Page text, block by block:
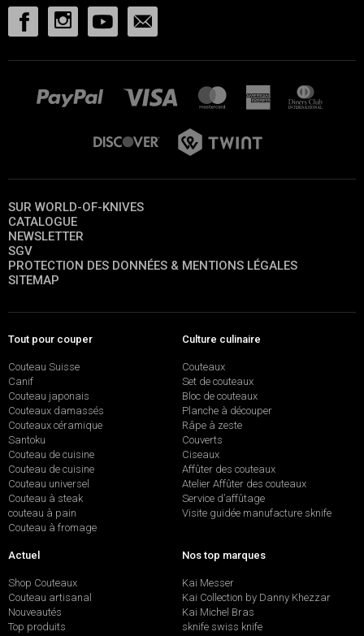
SUR WORLD-OF-KNIVES
CATALOGUE
NEWSLETTER
SGV
PROTECTION DES DONNÉES & MENTIONS LÉGALES
SITEMAP
Tout pour couper
Couteau Suisse
Canif
Couteau japonais
Couteaux damassés
Couteaux céramique
Santoku
Couteau de cuisine
Couteau de cuisine
Couteau universel
Couteau à steak
couteau à pain
Couteau à fromage
Culture culinaire
Couteaux
Set de couteaux
Bloc de couteaux
Planche à découper
Râpe à zeste
Couverts
Ciseaux
Affûter des couteaux
Atelier Affûter des couteaux
Service d’affûtage
Visite guidée manufacture sknife
Actuel
Shop Couteaux
Couteau artisanal
Nouveautés
Top produits
Nos top marques
Kai Messer
Kai Collection by Danny Khezzar
Kai Michel Bras
sknife swiss knife